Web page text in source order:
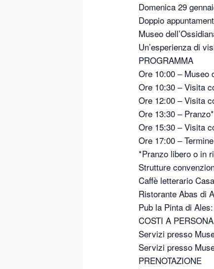
Domenica 29
Doppio
Museo
Un’esperienza di
PROGRAMMA
Ore 10:00 – Museo
Ore 10:30 – Visita
Ore 12:00 – Visita
Ore 13:30 – Pranzo*
Ore 15:30 – Visita
Ore 17:00 –
*Pranzo libero o in
Strutture
Caffè letterario
Ristorante Abas di
Pub la Pinta di
COSTI A PERSONA
Servizi presso
Servizi presso
PRENOTAZIONE